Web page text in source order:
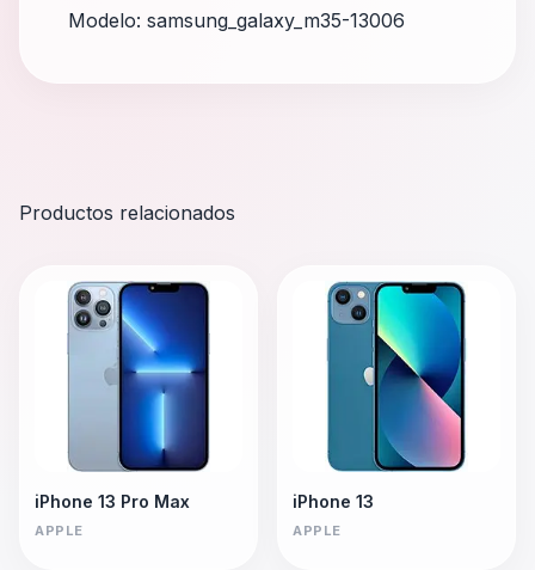
Modelo: samsung_galaxy_m35-13006
Productos relacionados
iPhone 13 Pro Max
APPLE
iPhone 13
APPLE